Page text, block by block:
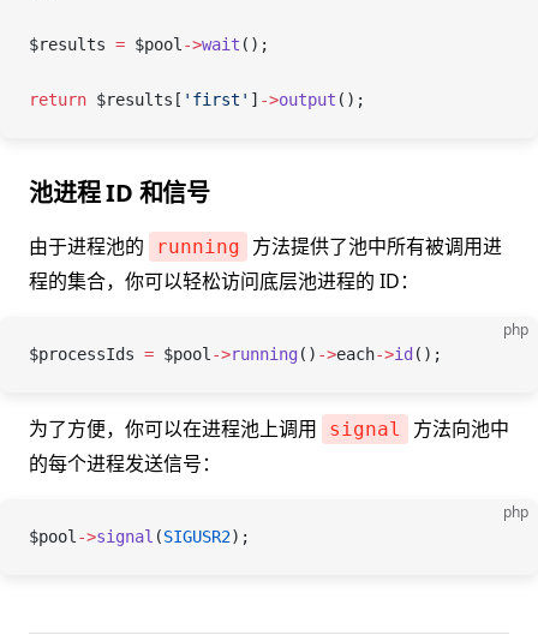
$results = $pool ->wait ();
return $results [ 'first' ] ->output ();
池进程 ID 和信号
由于进程池的 running
方法提供了池中所有被调用进
程的集合，你可以轻松访问底层池进程的 ID：
php
$processIds = $pool ->running () ->each->id ();
为了方便，你可以在进程池上调用 signal
方法向池中
的每个进程发送信号：
php
$pool ->signal (SIGUSR2);